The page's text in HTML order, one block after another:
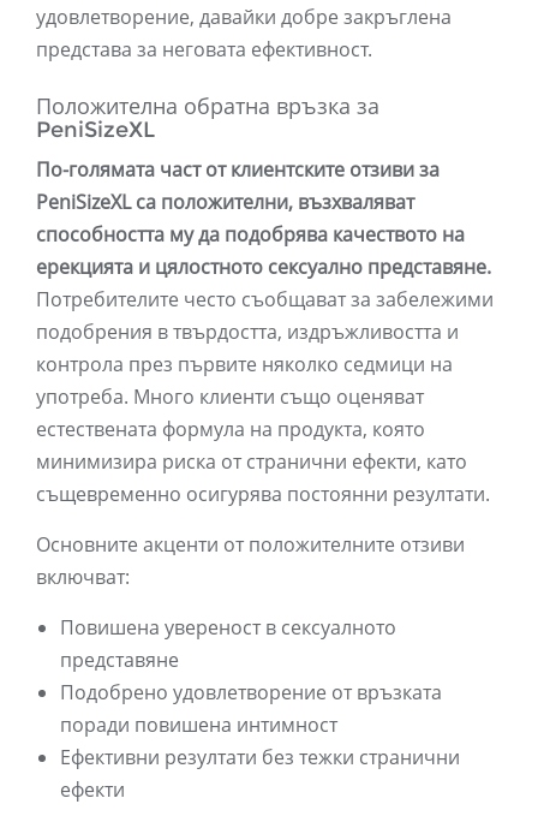
удовлетворение, давайки добре закръглена
представа за неговата ефективност.
Положителна обратна връзка за
PeniSizeXL
По-голямата част от клиентските отзиви за
PeniSizeXL са положителни, възхваляват
способността му да подобрява качеството на
ерекцията и цялостното сексуално представяне.
Потребителите често съобщават за забележими
подобрения в твърдостта, издръжливостта и
контрола през първите няколко седмици на
употреба. Много клиенти също оценяват
естествената формула на продукта, която
минимизира риска от странични ефекти, като
същевременно осигурява постоянни резултати.
Основните акценти от положителните отзиви
включват:
Повишена увереност в сексуалното
представяне
Подобрено удовлетворение от връзката
поради повишена интимност
Ефективни резултати без тежки странични
ефекти